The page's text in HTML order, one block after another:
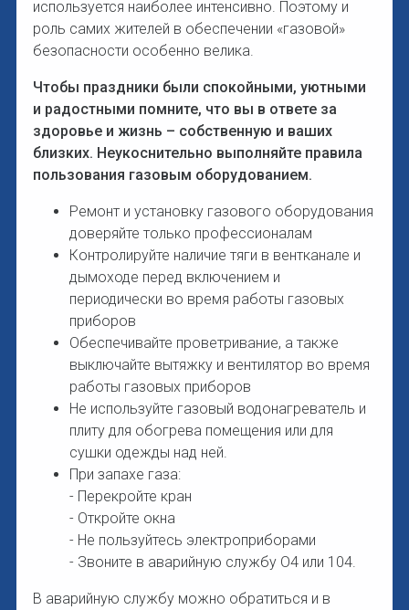
используется наиболее интенсивно. Поэтому и
роль самих жителей в обеспечении «газовой»
безопасности особенно велика.
Чтобы праздники были спокойными, уютными
и радостными помните, что вы в ответе за
здоровье и жизнь – собственную и ваших
близких. Неукоснительно выполняйте правила
пользования газовым оборудованием.
Ремонт и установку газового оборудования
доверяйте только профессионалам
Контролируйте наличие тяги в вентканале и
дымоходе перед включением и
периодически во время работы газовых
приборов
Обеспечивайте проветривание, а также
выключайте вытяжку и вентилятор во время
работы газовых приборов
Не используйте газовый водонагреватель и
плиту для обогрева помещения или для
сушки одежды над ней.
При запахе газа:
- Перекройте кран
- Откройте окна
- Не пользуйтесь электроприборами
- Звоните в аварийную службу О4 или 104.
В аварийную службу можно обратиться и в